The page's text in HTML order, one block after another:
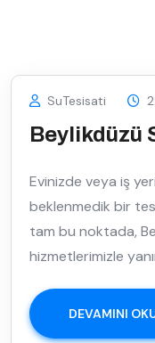
SuTesisati
Beylikdüzü
Evinizde veya iş
beklenmedik bir
tam bu noktada,
hizmetlerimizle
DEVAMINI